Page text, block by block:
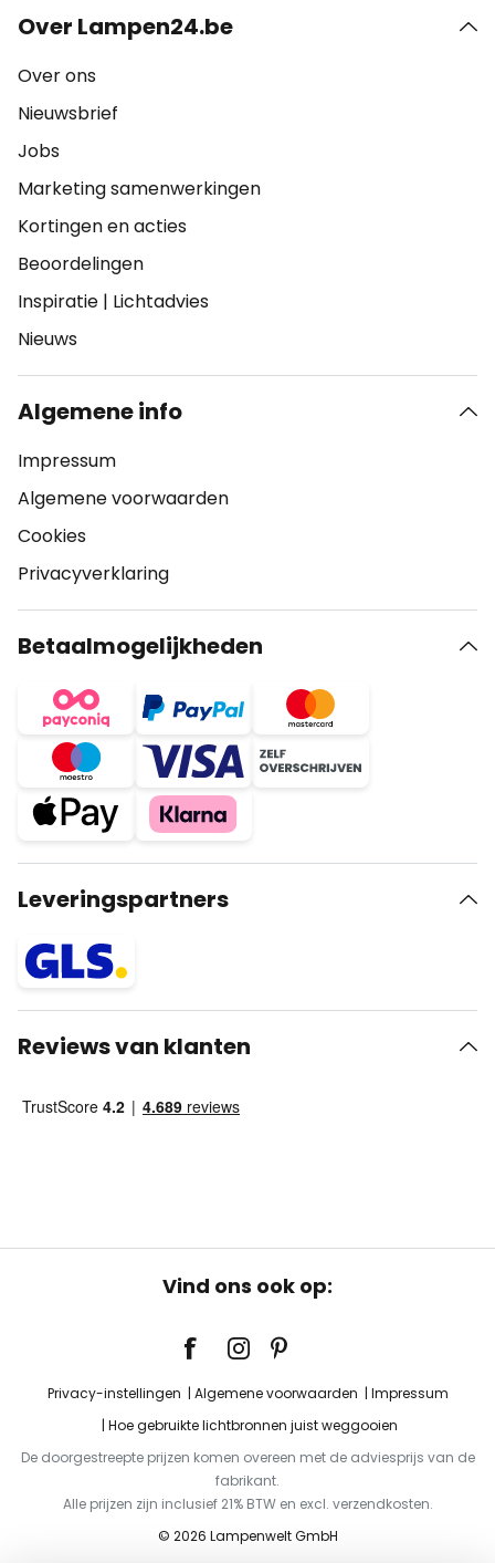
Over Lampen24.be
Over ons
Nieuwsbrief
Jobs
Marketing samenwerkingen
Kortingen en acties
Beoordelingen
Inspiratie | Lichtadvies
Nieuws
Algemene info
Impressum
Algemene voorwaarden
Cookies
Privacyverklaring
Betaalmogelijkheden
Leveringspartners
Reviews van klanten
Vind ons ook op:
Privacy-instellingen Algemene voorwaarden
Impressum
Hoe gebruikte lichtbronnen juist weggooien
De doorgestreepte prijzen komen overeen met de adviesprijs van de
fabrikant.
Alle prijzen zijn inclusief 21% BTW en excl. verzendkosten.
© 2026 Lampenwelt GmbH